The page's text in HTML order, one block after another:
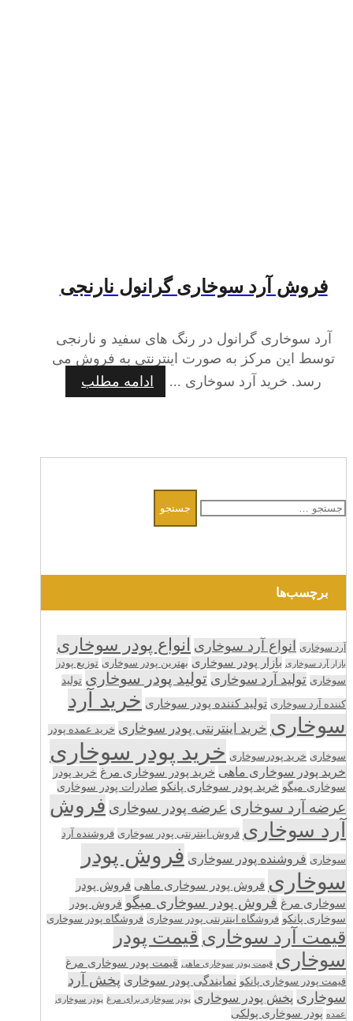
فروش آرد سوخاری گرانول نارنجی
آرد سوخاری گرانول در رنگ های سفید و نارنجی
توسط این مرکز به صورت اینترنتی به فروش می
رسد. خرید آرد سوخاری ...
ادامه مطلب
برای:
برچسب‌ها
آرد سوخاری انواع آرد سوخاری انواع پودر سوخاری
بازار آرد سوخاری بازار پودر سوخاری بهترین پودر سوخاری توزیع پودر
سوخاری تولید آرد سوخاری تولید پودر سوخاری تولید
کننده آرد سوخاری تولید کننده پودر سوخاری خرید آرد
سوخاری خرید اینترنتی پودر سوخاری خرید عمده پودر
سوخاری خرید پودرسوخاری خرید پودر سوخاری
خرید پودر سوخاری ماهی خرید پودر سوخاری مرغ خرید پودر
سوخاری میگو خرید پودر سوخاری پانکو صادرات پودر سوخاری
عرضه آرد سوخاری عرضه پودر سوخاری فروش
آرد سوخاری فروش اینترنتی پودر سوخاری فروشنده آرد
سوخاری فروشنده پودر سوخاری فروش پودر
سوخاری فروش پودر سوخاری ماهی فروش پودر
سوخاری مرغ فروش پودر سوخاری میگو فروش پودر
سوخاری پانکو فروشگاه اینترنتی پودر سوخاری فروشگاه پودر سوخاری
قیمت آرد سوخاری قیمت پودر
سوخاری قیمت پودر سوخاری ماهی قیمت پودر سوخاری مرغ
قیمت پودر سوخاری پانکو نمایندگی پودر سوخاری پخش آرد
سوخاری پخش پودر سوخاری پودر سوخاری برای مرغ پودر سوخاری
عمده پودر سوخاری پولکی